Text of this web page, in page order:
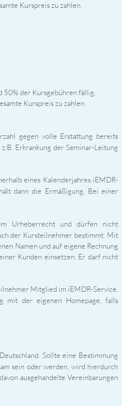
Kurspreis zu zahlen.
50% der Kursgebühren fällig.
Kurspreis zu zahlen.
gegen volle Erstattung bereits
Erkrankung der Seminar-Leitung
eines Kalenderjahres iEMDR-
dann die Ermäßigung. Bei einer
Urheberrecht und dürfen nicht
der Kursteilnehmer bestimmt. Mit
Namen und auf eigene Rechnung
Kunden einsetzen. Er darf nicht
Mitglied im iEMDR-Service.
mit der eigenen Homepage, falls
Sollte eine Bestimmung
sein oder werden, wird hierdurch
ausgehandelte Vereinbarungen